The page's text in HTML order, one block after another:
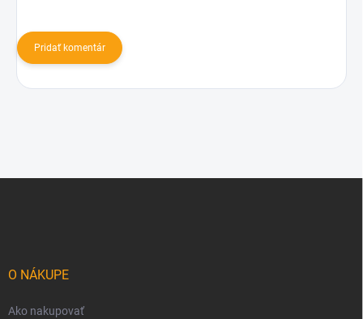
Pridať komentár
O NÁKUPE
Ako nakupovať